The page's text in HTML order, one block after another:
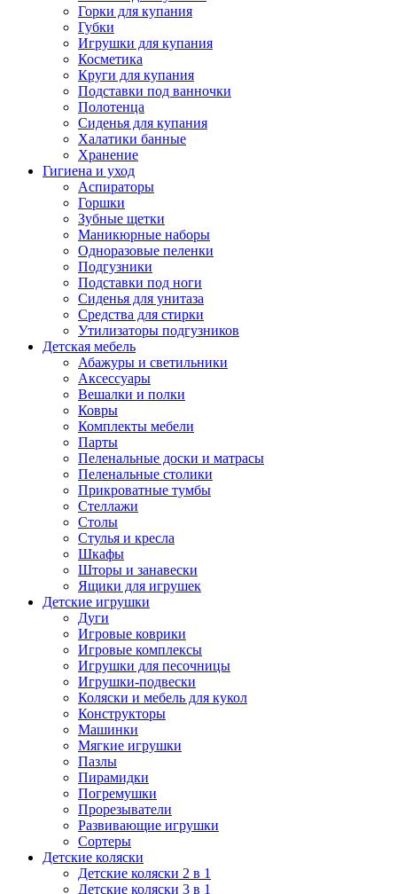
Горки для купания
Губки
Игрушки для купания
Косметика
Круги для купания
Подставки под ванночки
Полотенца
Сиденья для купания
Халатики банные
Хранение
Гигиена и уход
Аспираторы
Горшки
Зубные щетки
Маникюрные наборы
Одноразовые пеленки
Подгузники
Подставки под ноги
Сиденья для унитаза
Средства для стирки
Утилизаторы подгузников
Детская мебель
Абажуры и светильники
Аксессуары
Вешалки и полки
Ковры
Комплекты мебели
Парты
Пеленальные доски и матрасы
Пеленальные столики
Прикроватные тумбы
Стеллажи
Столы
Стулья и кресла
Шкафы
Шторы и занавески
Ящики для игрушек
Детские игрушки
Дуги
Игровые коврики
Игровые комплексы
Игрушки для песочницы
Игрушки-подвески
Коляски и мебель для кукол
Конструкторы
Машинки
Мягкие игрушки
Пазлы
Пирамидки
Погремушки
Прорезыватели
Развивающие игрушки
Сортеры
Детские коляски
Детские коляски 2 в 1
Детские коляски 3 в 1